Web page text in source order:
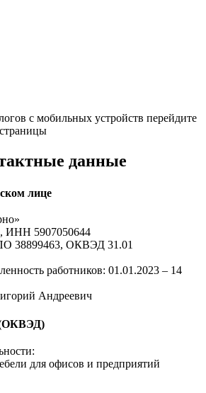
с мобильных устройств перейдите
данные
лице
ИНН 5907050644
38899463, ОКВЭД 31.01
работников: 01.01.2023 – 14
Андреевич
(ОКВЭД)
для офисов и предприятий